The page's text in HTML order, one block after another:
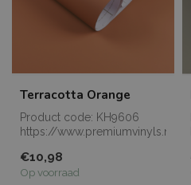
Terracotta Orange
Product code: KH9606
https://www.premiumvinyls.nl/
€10,98
Op voorraad